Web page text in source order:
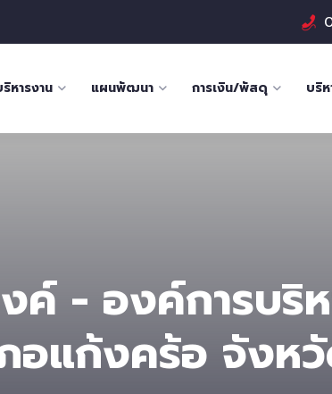
หารงาน แผนพัฒนา การเงิน/พัสดุ บริ
ค์ - องค์การบริ
อแก้งคร้อ จังห